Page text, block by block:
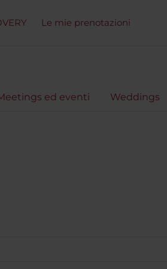
Le mie prenotazioni
ed eventi Weddings